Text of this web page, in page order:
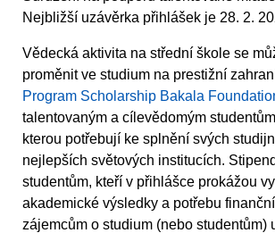
Nejbližší uzávěrka přihlášek je 28. 2.
Vědecká aktivita na střední škole se
proměnit ve studium na prestižní
Program Scholarship Bakala
talentovaným a cílevědomým
kterou potřebují ke splnění svých
nejlepších světových institucích.
studentům, kteří v přihlášce prokážou
akademické výsledky a potřebu
zájemcům o studium (nebo studentům)